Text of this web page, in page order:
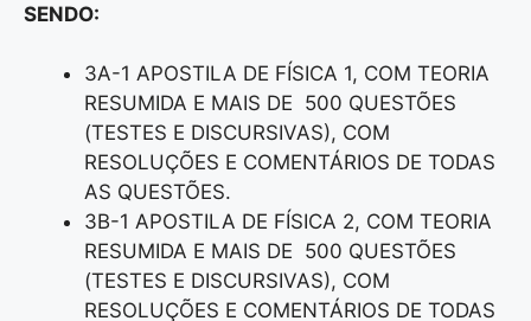
SENDO:
3A-1 APOSTILA DE FÍSICA 1, COM TEORIA
RESUMIDA E MAIS DE 500 QUESTÕES
(TESTES E DISCURSIVAS), COM
RESOLUÇÕES E COMENTÁRIOS DE TODAS
AS QUESTÕES.
3B-1 APOSTILA DE FÍSICA 2, COM TEORIA
RESUMIDA E MAIS DE 500 QUESTÕES
(TESTES E DISCURSIVAS), COM
RESOLUÇÕES E COMENTÁRIOS DE TODAS